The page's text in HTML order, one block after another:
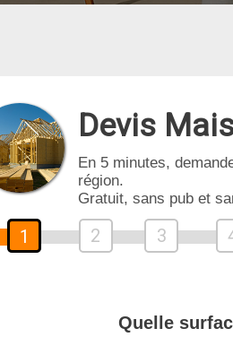
Devis
En 5 minutes,
région.
Gratuit, sans pub et
1 2 3
Quelle